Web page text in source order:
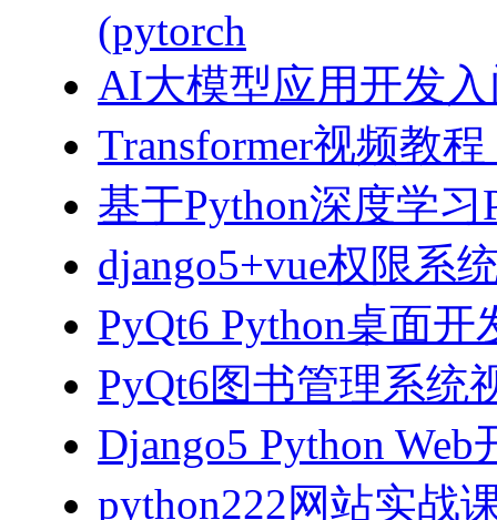
(pytorch
AI大模型应用开发入
Transformer视频教
基于Python深度学
django5+vue权限系
PyQt6 Python桌面开
PyQt6图书管理系统
Django5 Python
python222网站实战